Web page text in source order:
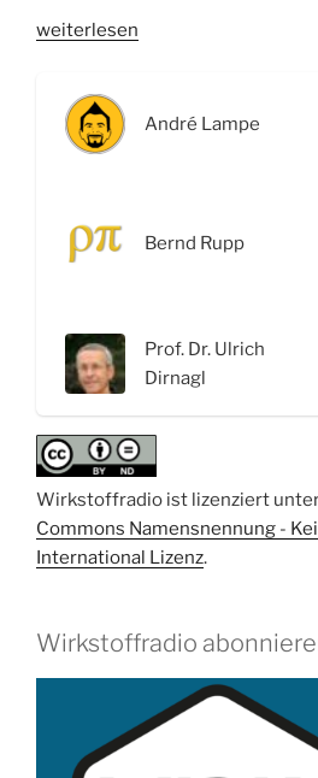
„WSR019
Units
Forschung
Prof.
Ulrich
Dirnagl“
weiterlesen
André Lampe
Bernd Rupp
Prof. Dr. Ulrich
Dirnagl
Wirkstoffradio ist lizenziert
Commons Namensnennung -
International Lizenz.
Wirkstoffradio